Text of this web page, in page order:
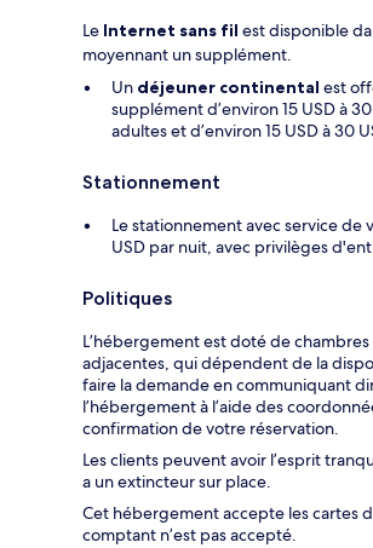
Le Internet sans fil est disponible
moyennant un supplément.
Un déjeuner continental est
supplément d’environ 15 USD à
adultes et d’environ 15 USD à 30
Stationnement
Le stationnement avec service de
USD par nuit, avec privilèges
Politiques
L’hébergement est doté de
adjacentes, qui dépendent de la
faire la demande en communiquant
l’hébergement à l’aide des
confirmation de votre réservation.
Les clients peuvent avoir l’esprit
a un extincteur sur place.
Cet hébergement accepte les cartes
comptant n’est pas accepté.